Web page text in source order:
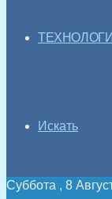
Искать
Суббота , 8